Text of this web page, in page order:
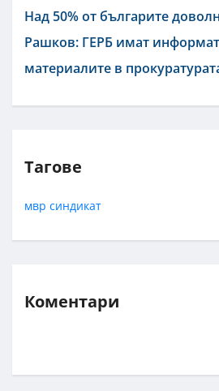
Над 50% от българите
Рашков: ГЕРБ имат
материалите в
Тагове
мвр синдикат
Коментари